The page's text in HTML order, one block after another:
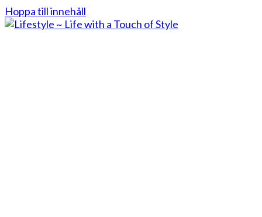
Hoppa till innehåll